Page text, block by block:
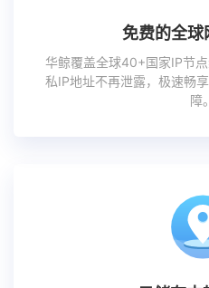
免费的全球
华鲸覆盖全球40+国家IP节
私IP地址不再泄露，极速畅
障。